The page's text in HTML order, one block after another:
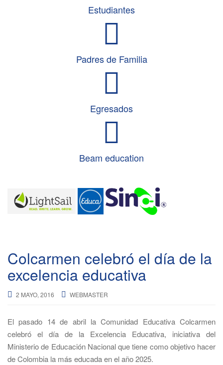
Estudiantes
Padres de Familia
Egresados
Beam education
Colcarmen celebró el día de la
excelencia educativa
2 MAYO, 2016 WEBMASTER
El pasado 14 de abril la Comunidad Educativa Colcarmen
celebró el día de la Excelencia Educativa, iniciativa del
Ministerio de Educación Nacional que tiene como objetivo hacer
de Colombia la más educada en el año 2025.